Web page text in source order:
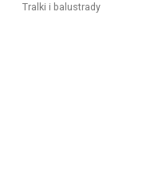
Tralki i balustrady